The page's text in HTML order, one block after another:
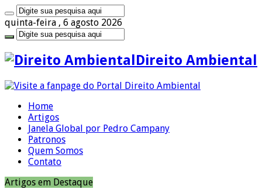
quinta-feira , 6 agosto 2026
Direito Ambiental
Home
Artigos
Janela Global por Pedro Campany
Patronos
Quem Somos
Contato
Artigos em Destaque